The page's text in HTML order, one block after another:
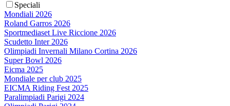
Speciali
Mondiali 2026
Roland Garros 2026
Sportmediaset Live Riccione 2026
Scudetto Inter 2026
Olimpiadi Invernali Milano Cortina 2026
Super Bowl 2026
Eicma 2025
Mondiale per club 2025
EICMA Riding Fest 2025
Paralimpiadi Parigi 2024